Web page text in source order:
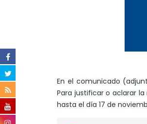
En el comunicado
Para justificar o aclarar
hasta el día 17 de